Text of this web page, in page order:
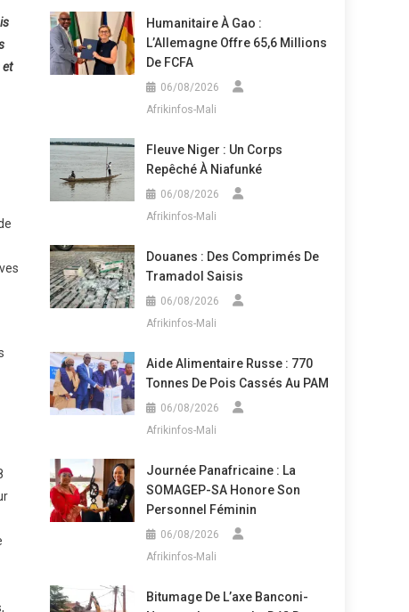
et
Humanitaire À Gao :
L’Allemagne Offre 65,6 Millions
De FCFA
06/08/2026
Afrikinfos-Mali
Fleuve Niger : Un Corps
Repêché À Niafunké
06/08/2026
Afrikinfos-Mali
Douanes : Des Comprimés De
Tramadol Saisis
06/08/2026
Afrikinfos-Mali
Aide Alimentaire Russe : 770
Tonnes De Pois Cassés Au PAM
06/08/2026
Afrikinfos-Mali
Journée Panafricaine : La
SOMAGEP-SA Honore Son
Personnel Féminin
06/08/2026
Afrikinfos-Mali
Bitumage De L’axe Banconi-